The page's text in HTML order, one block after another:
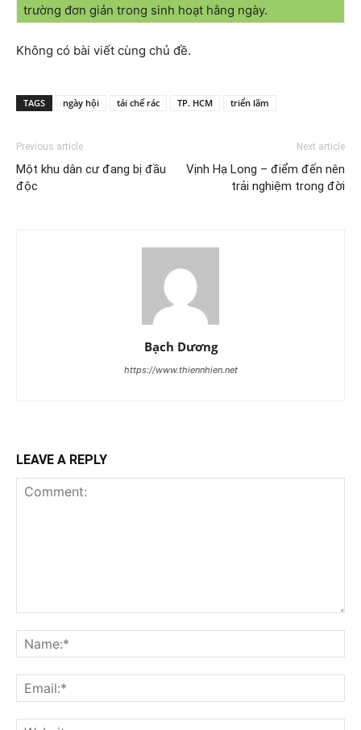
trường đơn giản trong sinh hoạt hằng ngày.
Không có bài viết cùng chủ đề.
TAGS ngày hội tái chế rác TP. HCM triển lãm
Previous article
Một khu dân cư đang bị đầu
độc
Next article
Vịnh Hạ Long – điểm đến nên
trải nghiệm trong đời
Bạch Dương
https://www.thiennhien.net
LEAVE A REPLY